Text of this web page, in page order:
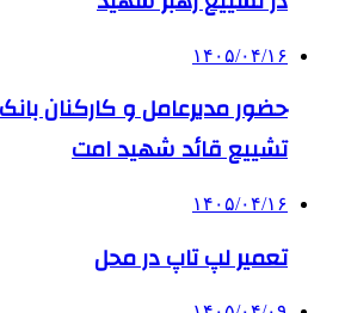
۱۴۰۵/۰۴/۱۶
حضور مدیرعامل و کارکنان
تشییع قائد شهید امت
۱۴۰۵/۰۴/۱۶
تعمیر لپ تاپ در محل